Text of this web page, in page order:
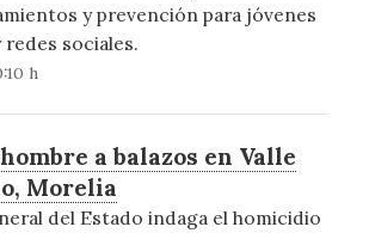
y prevención para jóvenes
sociales.
h
a balazos en Valle
Morelia
del Estado indaga el homicidio